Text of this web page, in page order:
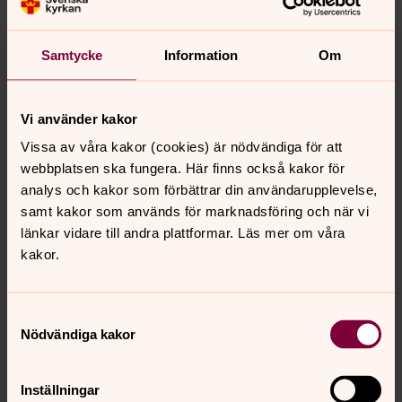
Samtycke Information Om
Vi använder kakor
Vissa av våra kakor (cookies) är nödvändiga för att
webbplatsen ska fungera. Här finns också kakor för
analys och kakor som förbättrar din användarupplevelse,
samt kakor som används för marknadsföring och när vi
länkar vidare till andra plattformar. Läs mer om våra
kakor.
Nödvändiga kakor
Inställningar
– Vi kommer att träffa kvinnogrupper och höra
Sådana möten stannar kvar länge, säger Inga Lena
Paulsson.
där mötet med människor påverkad dem på djupet.
Inga Lena Paulsson berättar om en månads vistelse i
Zimbabwe i hennes tidiga 20-årsålder.
– Det är en fantastisk erfarenhet som jag burit med mig
hela livet, säger hon.
Nils Åberg nämner ett mer nyligt besök i vänstiftet
relationsbyggandet som är så unikt för Svenska kyrkans
– Att möta dem som arbetar där och se hur samarbetet
berättar han.